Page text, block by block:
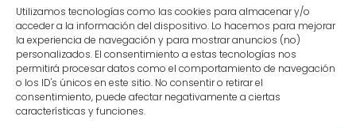
Utilizamos tecnologías como las cookies para almacenar y/o
acceder a la información del dispositivo. Lo hacemos para mejorar
la experiencia de navegación y para mostrar anuncios (no)
personalizados. El consentimiento a estas tecnologías nos
permitirá procesar datos como el comportamiento de navegación
o los ID's únicos en este sitio. No consentir o retirar el
consentimiento, puede afectar negativamente a ciertas
características y funciones.
Cuáles son las diferencias y
similitudes entre Turles y
Goku como personajes